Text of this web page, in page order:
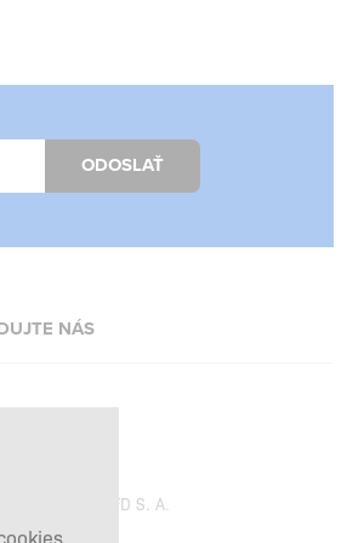
ODOSLAŤ
NÁS
Facebook
SFD S. A.